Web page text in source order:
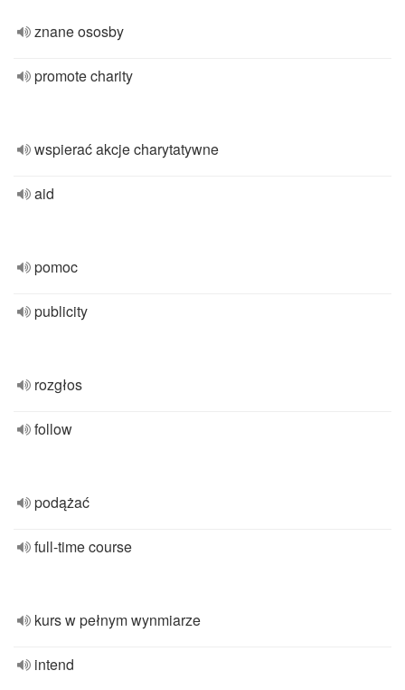
znane ososby
promote charity
wspierać akcje charytatywne
aid
pomoc
publicity
rozgłos
follow
podążać
full-time course
kurs w pełnym wynmiarze
intend